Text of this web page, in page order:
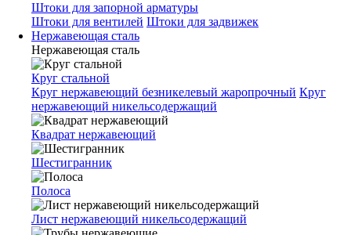
Штоки для запорной арматуры
Штоки для вентилей Штоки для задвижек
Нержавеющая сталь
Нержавеющая сталь
Круг стальной
Круг нержавеющий безникелевый жаропрочный Круг
нержавеющий никельсодержащий
Квадрат нержавеющий
Шестигранник
Полоса
Лист нержавеющий никельсодержащий